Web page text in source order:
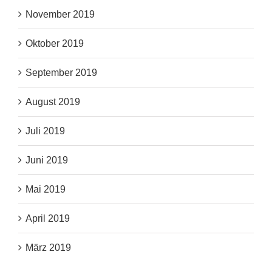
November 2019
Oktober 2019
September 2019
August 2019
Juli 2019
Juni 2019
Mai 2019
April 2019
März 2019